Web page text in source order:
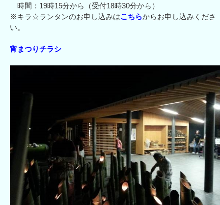
時間：19時15分から（受付18時30分から）
※キラ☆ランタンのお申し込みはこちらからお申し込みくださ
い。
宵まつりチラシ